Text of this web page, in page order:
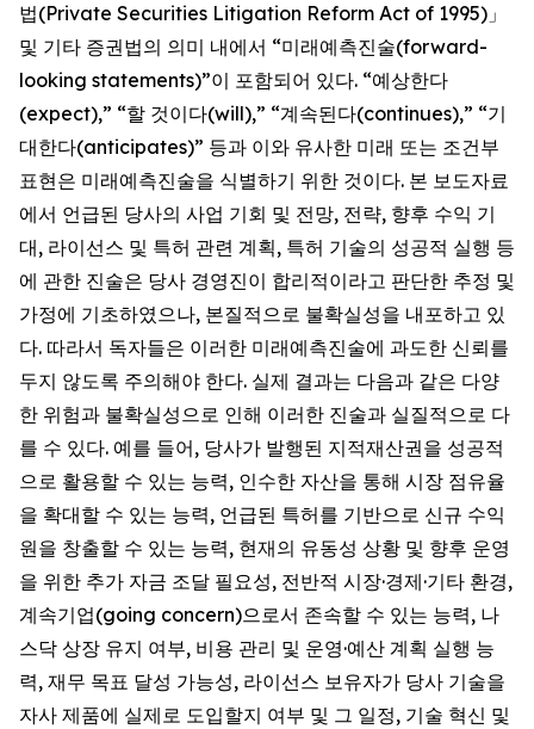
법(Private Securities Litigation Reform Act of 1995)」
및 기타 증권법의 의미 내에서 “미래예측진술(forward-
looking statements)”이 포함되어 있다. “예상한다
(expect),” “할 것이다(will),” “계속된다(continues),” “기
대한다(anticipates)” 등과 이와 유사한 미래 또는 조건부
표현은 미래예측진술을 식별하기 위한 것이다. 본 보도자료
에서 언급된 당사의 사업 기회 및 전망, 전략, 향후 수익 기
대, 라이선스 및 특허 관련 계획, 특허 기술의 성공적 실행 등
에 관한 진술은 당사 경영진이 합리적이라고 판단한 추정 및
가정에 기초하였으나, 본질적으로 불확실성을 내포하고 있
다. 따라서 독자들은 이러한 미래예측진술에 과도한 신뢰를
두지 않도록 주의해야 한다. 실제 결과는 다음과 같은 다양
한 위험과 불확실성으로 인해 이러한 진술과 실질적으로 다
를 수 있다. 예를 들어, 당사가 발행된 지적재산권을 성공적
으로 활용할 수 있는 능력, 인수한 자산을 통해 시장 점유율
을 확대할 수 있는 능력, 언급된 특허를 기반으로 신규 수익
원을 창출할 수 있는 능력, 현재의 유동성 상황 및 향후 운영
을 위한 추가 자금 조달 필요성, 전반적 시장·경제·기타 환경,
계속기업(going concern)으로서 존속할 수 있는 능력, 나
스닥 상장 유지 여부, 비용 관리 및 운영·예산 계획 실행 능
력, 재무 목표 달성 가능성, 라이선스 보유자가 당사 기술을
자사 제품에 실제로 도입할지 여부 및 그 일정, 기술 혁신 및